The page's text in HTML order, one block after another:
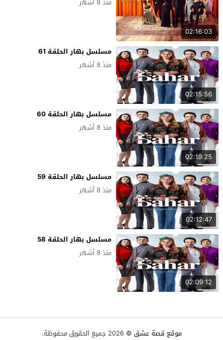
02:16:03
02:15:56
مسلسل بهار الحلقة 61
منذ 8 أشهر
02:19:25
مسلسل بهار الحلقة 60
منذ 8 أشهر
02:12:47
مسلسل بهار الحلقة 59
منذ 8 أشهر
02:09:12
مسلسل بهار الحلقة 58
منذ 8 أشهر
موقع قصة عشق © 2026 جميع الحقوق محفوظة.